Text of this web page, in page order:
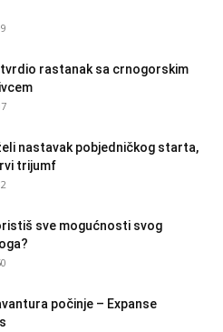
rastanak sa crnogorskim
nastavak pobjedničkog starta,
trijumf
sve mogućnosti svog
počinje – Expanse